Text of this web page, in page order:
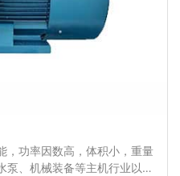
，功率因数高，体积小，重量
、机械装备等主机行业以及